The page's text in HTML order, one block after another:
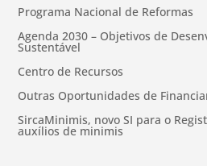
Programa Nacional de Reformas
Agenda 2030 – Objetivos de
Sustentável
Centro de Recursos
Outras Oportunidades de
SircaMinimis, novo SI para o
auxílios de minimis